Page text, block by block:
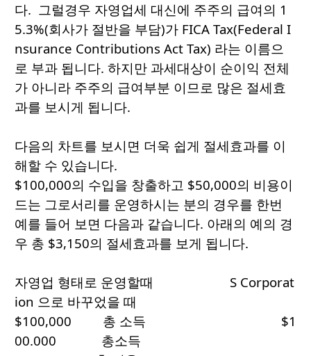
다. 그럴경우 자영업세 대신에 주주의 급여의 1
5.3%(회사가 절반을 부담)가 FICA Tax(Federal I
nsurance Contributions Act Tax) 라는 이름으
로 부과 됩니다. 하지만 과세대상이 순이익 전체
가 아니라 주주의 급여부분 이므로 많은 절세효
과를 보시게 됩니다.
다음의 차트를 보시면 더욱 쉽게 절세효과를 이
해할 수 있습니다.
$100,000의 수입을 창출하고 $50,000의 비용이
드는 그로서리를 운영하시는 분의 경우를 한번
예를 들어 보면 다음과 같습니다. 아래의 예의 경
우 총 $3,150의 절세효과를 보게 됩니다.
자영업 형태로 운영할때 S Corporat
ion 으로 바꾸었을 때
$100,000 총 소득 $1
00.000 총소득